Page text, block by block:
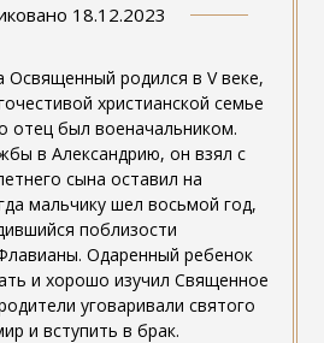
18.12.2023
родился в V веке,
христианской семье
отец был военачальником.
в Александрию, он взял с
сына оставил на
мальчику шел восьмой год,
поблизости
Одаренный ребенок
и хорошо изучил Священное
уговаривали святого
и вступить в брак.